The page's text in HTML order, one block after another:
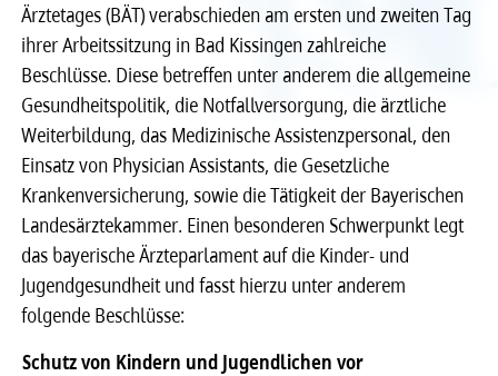
Ärztetages (BÄT) verabschieden am ersten und zweiten Tag
ihrer Arbeitssitzung in Bad Kissingen zahlreiche
Beschlüsse. Diese betreffen unter anderem die allgemeine
Gesundheitspolitik, die Notfallversorgung, die ärztliche
Weiterbildung, das Medizinische Assistenzpersonal, den
Einsatz von Physician Assistants, die Gesetzliche
Krankenversicherung, sowie die Tätigkeit der Bayerischen
Landesärztekammer. Einen besonderen Schwerpunkt legt
das bayerische Ärzteparlament auf die Kinder- und
Jugendgesundheit und fasst hierzu unter anderem
folgende Beschlüsse:
Schutz von Kindern und Jugendlichen vor